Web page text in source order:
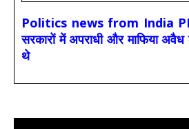
Politics news from India
सरकारों में अपराधी और माफिया
थे